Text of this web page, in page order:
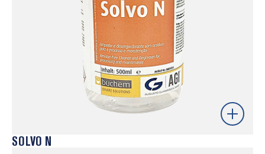
Saber mais
SOLVO N